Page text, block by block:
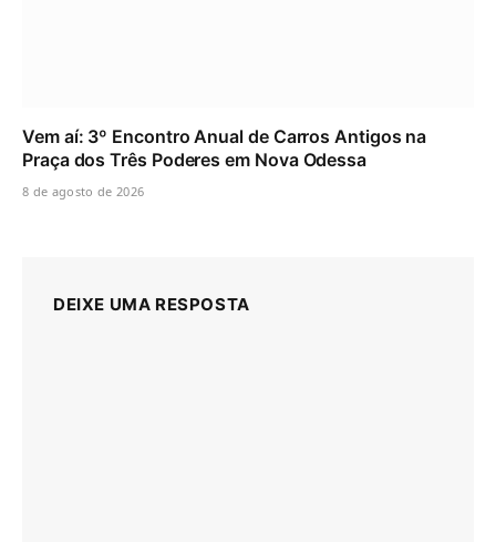
Vem aí: 3º Encontro Anual de Carros Antigos na
Praça dos Três Poderes em Nova Odessa
8 de agosto de 2026
DEIXE UMA RESPOSTA